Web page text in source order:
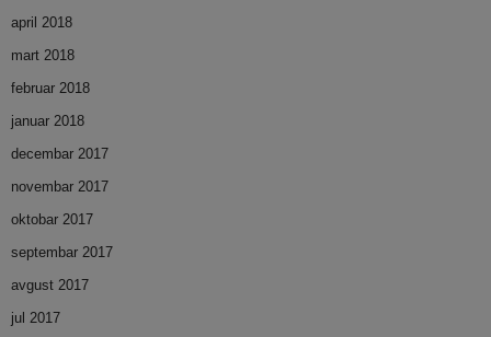
april 2018
mart 2018
februar 2018
januar 2018
decembar 2017
novembar 2017
oktobar 2017
septembar 2017
avgust 2017
jul 2017